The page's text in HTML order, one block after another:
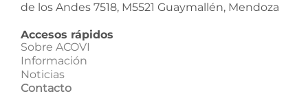
de los Andes 7518, M5521 Guaymallén, Mendoza
Accesos rápidos
Sobre ACOVI
Información
Noticias
Contacto